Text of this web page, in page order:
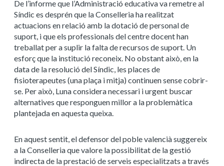
De l’informe que l’Administració educativa va remetre al
Síndic es desprén que la Conselleria ha realitzat
actuacions en relació amb la dotació de personal de
suport, i que els professionals del centre docent han
treballat per a suplir la falta de recursos de suport. Un
esforç que la institució reconeix. No obstant això, en la
data de la resolució del Síndic, les places de
fisioterapeutes (una plaça i mitja) continuen sense cobrir-
se. Per això, Luna considera necessari i urgent buscar
alternatives que responguen millor a la problemàtica
plantejada en aquesta queixa.
En aquest sentit, el defensor del poble valencià suggereix
a la Conselleria que valore la possibilitat de la gestió
indirecta de la prestació de serveis especialitzats a través